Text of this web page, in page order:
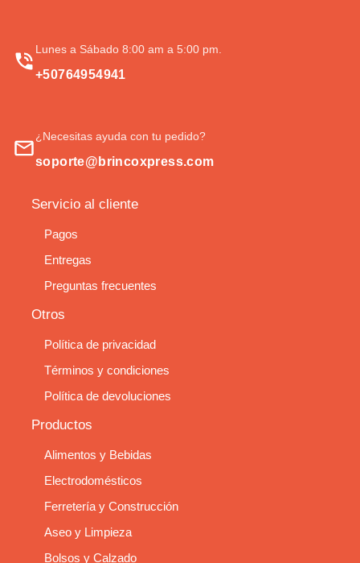
Lunes a Sábado 8:00 am a 5:00 pm.
+50764954941
¿Necesitas ayuda con tu pedido?
soporte@brincoxpress.com
Servicio al cliente
Pagos
Entregas
Preguntas frecuentes
Otros
Política de privacidad
Términos y condiciones
Política de devoluciones
Productos
Alimentos y Bebidas
Electrodomésticos
Ferretería y Construcción
Aseo y Limpieza
Bolsos y Calzado